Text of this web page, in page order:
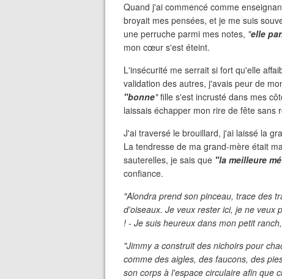
Quand j'ai commencé comme
broyait mes pensées, et je me suis
une perruche parmi mes notes, "elle
mon cœur s'est éteint.
L'insécurité me serrait si fort qu'elle
validation des autres, j'avais peur de
"bonne"fille s'est incrusté dans mes
laissais échapper mon rire de fête sans
J'ai traversé le brouillard, j'ai laissé la
La tendresse de ma grand-mère était
sauterelles, je sais que "la meilleure
confiance.
"Alondra prend son pinceau, trace des
d'oiseaux. Je veux rester ici, je ne
! - Je suis heureux dans mon petit
"Jimmy a construit des nichoirs pour
comme des aigles, des faucons, des
son corps à l'espace circulaire afin que